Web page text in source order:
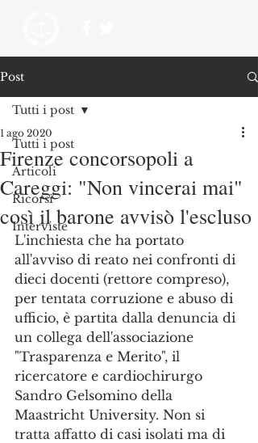
Post
Tutti i post
Articoli
Ricorsi
Interviste
Tutti i post
Firenze concorsopoli a
Careggi: "Non vincerai mai"
così il barone avvisò l'escluso
1 ago 2020
L'inchiesta che ha portato
all'avviso di reato nei confronti di
dieci docenti (rettore compreso),
per tentata corruzione e abuso di
ufficio, è partita dalla denuncia di
un collega dell'associazione
"Trasparenza e Merito", il
ricercatore e cardiochirurgo
Sandro Gelsomino della
Maastricht University. Non si
tratta affatto di casi isolati ma di